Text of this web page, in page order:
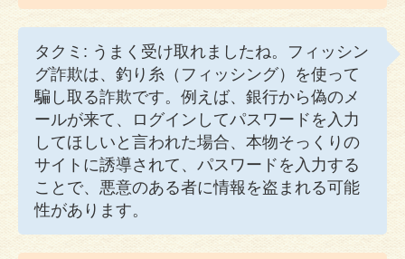
タクミ: うまく受け取れましたね。フィッシン
グ詐欺は、釣り糸（フィッシング）を使って
騙し取る詐欺です。例えば、銀行から偽のメ
ールが来て、ログインしてパスワードを入力
してほしいと言われた場合、本物そっくりの
サイトに誘導されて、パスワードを入力する
ことで、悪意のある者に情報を盗まれる可能
性があります。